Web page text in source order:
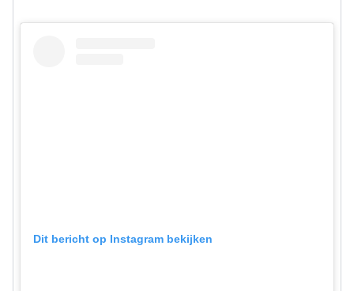
Dit bericht op Instagram bekijken